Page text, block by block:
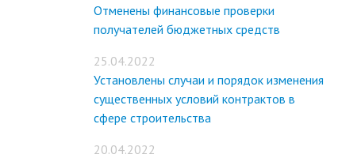
Отменены финансовые проверки
получателей бюджетных средств
25.04.2022
Установлены случаи и порядок изменения
существенных условий контрактов в
сфере строительства
20.04.2022